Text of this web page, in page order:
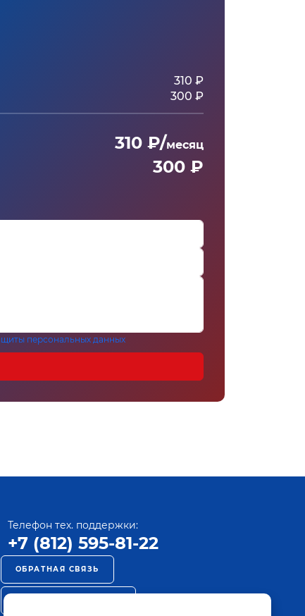
310 ₽
300 ₽
310 ₽/месяц
300 ₽
персональных данных
Телефон тех. поддержки:
+7 (812) 595-81-22
ОБРАТНАЯ СВЯЗЬ